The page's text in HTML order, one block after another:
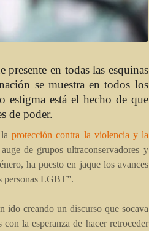
en todas las esquinas
se muestra en todos los
estigma está el hecho de que
de poder.
laprotección contra la violencia y la
de grupos ultraconservadores y
ha puesto en jaque los avances
personas LGBT”.
ido creando un discurso que socava
la esperanza de hacer retroceder